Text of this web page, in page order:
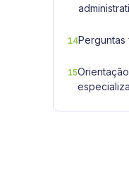
14
15